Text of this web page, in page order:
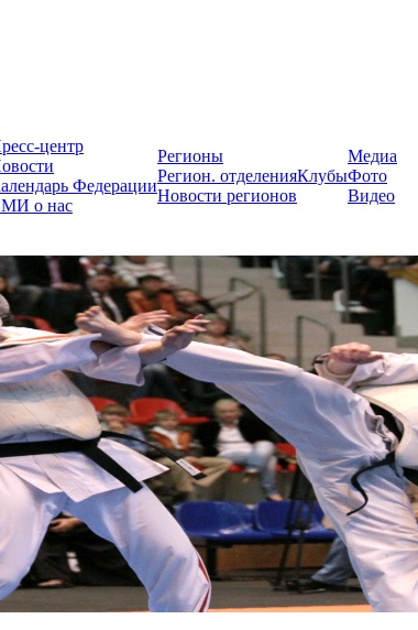
центр
Федерации
о нас
Регионы
Регион. отделения
Новости регионов
Клубы
Медиа
Фото
Видео